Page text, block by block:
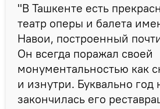
"В Ташкенте есть
театр оперы и балета
Навои, построенный
Он всегда поражал своей
монументальностью как
и изнутри. Буквально год
закончилась его